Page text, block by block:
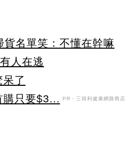
名單笑：不懂在幹嘛
人在逃
了
購只要$3...
PR・三得利健康網路商店